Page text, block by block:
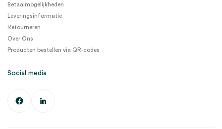
Betaalmogelijkheden
Leveringsinformatie
Retourneren
Over Ons
Producten bestellen via QR-codes
Social media